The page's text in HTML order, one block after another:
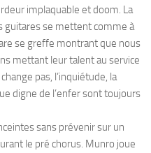
implaquable et doom. La
guitares se mettent comme à
se greffe montrant que nous
mettant leur talent au service
pas, l’inquiétude, la
digne de l’enfer sont toujours
sans prévenir sur un
le pré chorus. Munro joue